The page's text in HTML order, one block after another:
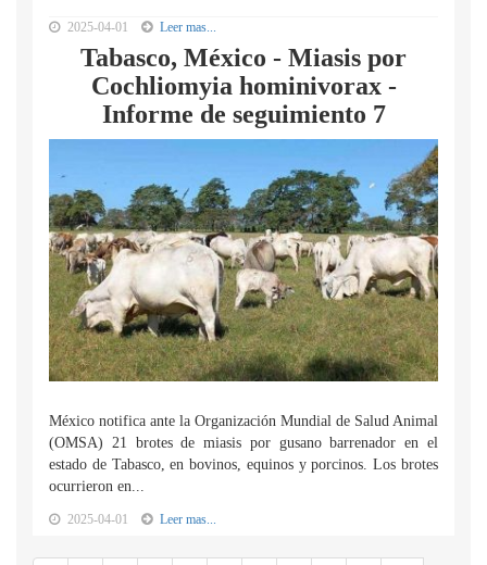
2025-04-01 Leer mas...
Tabasco, México - Miasis por
Cochliomyia hominivorax -
Informe de seguimiento 7
México notifica ante la Organización Mundial de Salud Animal
(OMSA) 21 brotes de miasis por gusano barrenador en el
estado de Tabasco, en bovinos, equinos y porcinos. Los brotes
ocurrieron en...
2025-04-01 Leer mas...